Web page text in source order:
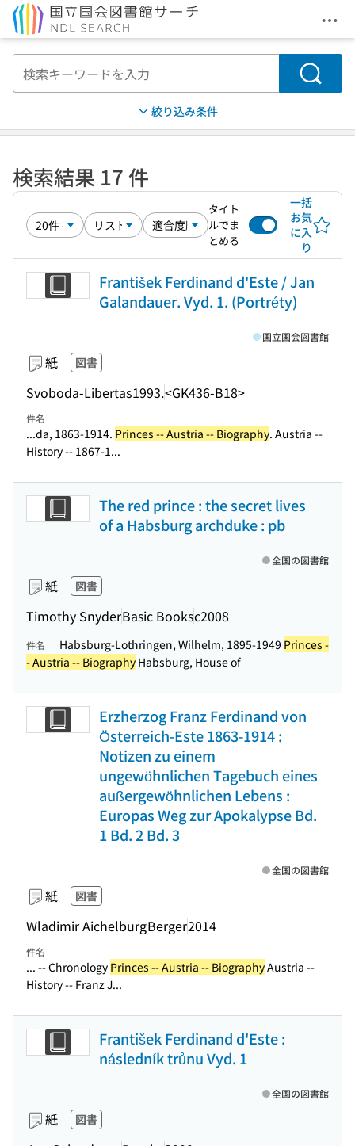
メ
検索
絞り込み条件
検索結果 17 件
タイト
ルでま
とめる
一括
お気
に入
り
František Ferdinand d'Este / Jan
Galandauer. Vyd. 1. (Portréty)
紙 図書
Svoboda-Libertas1993.<GK436-B18>
国立国会図書館
件名
...da, 1863-1914. Princes -- Austria -- Biography. Austria --
History -- 1867-1...
The red prince : the secret lives
of a Habsburg archduke : pb
紙 図書
Timothy SnyderBasic Booksc2008
全国の図書館
件名 Habsburg-Lothringen, Wilhelm, 1895-1949 Princes -
- Austria -- Biography Habsburg, House of
Erzherzog Franz Ferdinand von
Österreich-Este 1863-1914 :
Notizen zu einem
ungewöhnlichen Tagebuch eines
außergewöhnlichen Lebens :
Europas Weg zur Apokalypse Bd.
1 Bd. 2 Bd. 3
紙 図書
Wladimir AichelburgBerger2014
全国の図書館
件名
... -- Chronology Princes -- Austria -- BiographyAustria --
History -- Franz J...
František Ferdinand d'Este :
následník trůnu Vyd. 1
紙 図書
全国の図書館